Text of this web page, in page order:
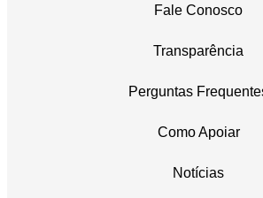
Fale Conosco
Transparência
Perguntas
Como Apoiar
Notícias